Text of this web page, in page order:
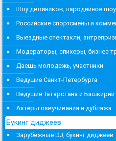
Шоу двойников, пародийное шоу
Российские спортсмены и
Выездные спектакли,
Модераторы, спикеры, бизнес
Даешь молодежь, участники
Ведущие Санкт-Петербурга
Ведущие Татарстана и Башкирии
Актеры озвучивания и дубляжа
Букинг диджеев
Зарубежные DJ, букинг диджеев